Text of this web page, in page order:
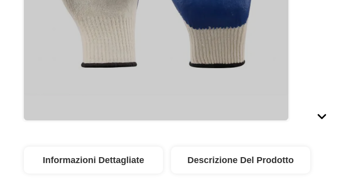
Informazioni Dettagliate Descrizione Del Prodotto